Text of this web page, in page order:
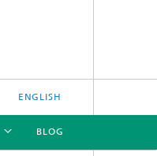
ENGLISH
BLOG